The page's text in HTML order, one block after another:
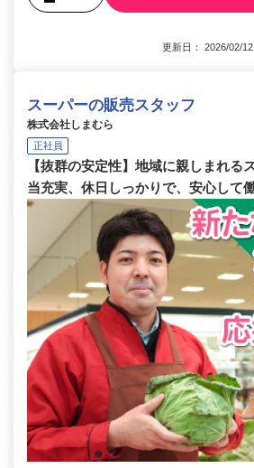
更新日： 2026/02/
スーパーの販売スタッフ
株式会社しまむら
正社員
【抜群の安定性】地域に親しまれる
当充実、休日しっかりで、安心して